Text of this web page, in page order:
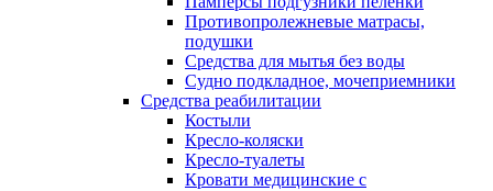
Противопролежневые матрасы,
подушки
Средства для мытья без воды
Судно подкладное, мочеприемники
Средства реабилитации
Костыли
Кресло-коляски
Кресло-туалеты
Кровати медицинские с